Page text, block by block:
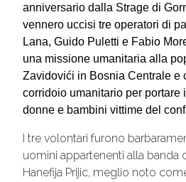
anniversario dalla Strage di
vennero uccisi tre operatori di
Lana, Guido Puletti e Fabio
una missione umanitaria alla
Zavidovići in Bosnia Centrale e
corridoio umanitario per portare
donne e bambini vittime del
I tre volontari furono
uomini appartenenti alla banda
Hanefija Prijic, meglio noto